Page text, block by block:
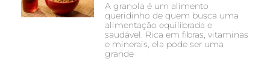
A granola é um alimento
queridinho de quem busca uma
alimentação equilibrada e
saudável. Rica em fibras, vitaminas
e minerais, ela pode ser uma
grande